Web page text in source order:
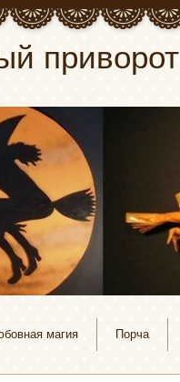
приворот
магия Порча